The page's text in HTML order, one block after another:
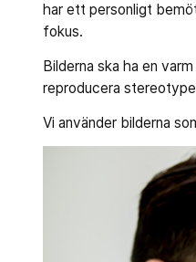
har ett personligt
fokus.
Bilderna ska ha en
reproducera
Vi använder bilderna